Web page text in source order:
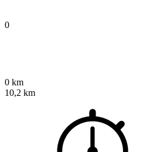
0
0 km
10,2 km